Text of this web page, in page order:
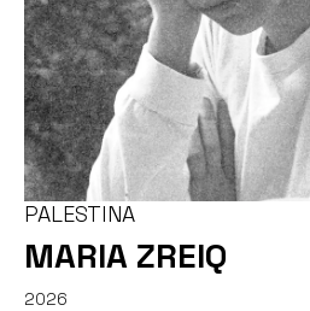
PALESTINA
MARIA ZREIQ
2026